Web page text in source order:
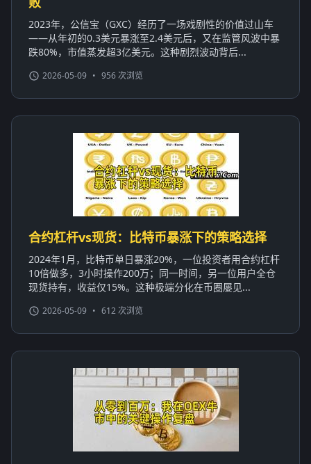
2023年，公信宝（GXC）经历了一场戏剧性的价值过山车
——从年初的0.3美元暴涨至2.4美元后，又在监管风波中暴
跌80%，市值蒸发超3亿美元。这种剧烈波动背后...
2026-05-09 • 956 次浏览
合约杠杆vs现货：比特币暴涨下的策略选择
2024年1月，比特币单日暴涨20%，一位投资者用合约杠杆
10倍做多，3小时操作200万；同一时间，另一位用户全仓
现货持有，收益仅15%。这种极端分化在币圈屡见...
2026-05-09 • 612 次浏览